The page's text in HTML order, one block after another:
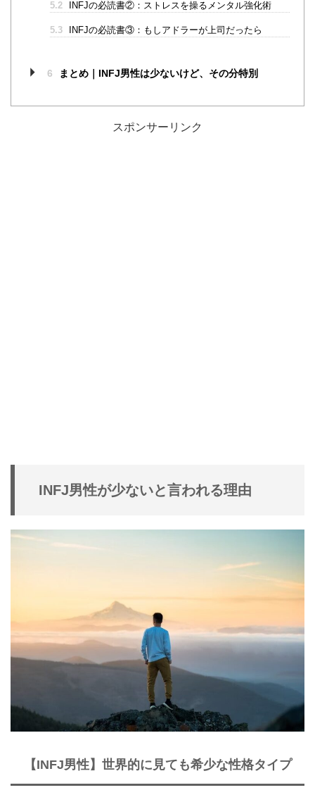
5.2 INFJの必読書②：ストレスを操るメンタル強化術
5.3 INFJの必読書③：もしアドラーが上司だったら
6 まとめ｜INFJ男性は少ないけど、その分特別
スポンサーリンク
INFJ男性が少ないと言われる理由
【INFJ男性】世界的に見ても希少な性格タイプ